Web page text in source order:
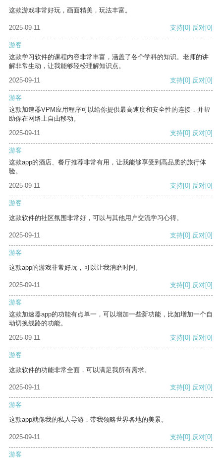
这款游戏非常好玩，画面精美，玩法丰富。
2025-09-11 支持[0] 反对[0]
游客
这款学习软件的课程内容非常丰富，涵盖了各个学科的知识。老师的讲
解非常生动，让我能够轻松理解知识点。
2025-09-11
支持[0] 反对[0]
游客
这款加速器VPM应用程序可以给你提供最高速度和安全性的连接，并帮
助你在网络上自由移动。
2025-09-11
支持[0] 反对[0]
游客
这款app的酒店、餐厅推荐非常有用，让我能够享受到高品质的旅行体
验。
2025-09-11
支持[0] 反对[0]
游客
这款软件的社区氛围非常好，可以与其他用户交流学习心得。
2025-09-11 支持[0] 反对[0]
游客
这款app的游戏非常好玩，可以让我消磨时间。
2025-09-11 支持[0] 反对[0]
游客
这款加速器app的功能有点单一，可以增加一些新功能，比如增加一个自
动切换线路的功能。
2025-09-11
支持[0] 反对[0]
游客
这款软件的功能非常全面，可以满足我所有需求。
2025-09-11 支持[0] 反对[0]
游客
这款app就像我的私人导游，带我领略世界各地的美景。
2025-09-11 支持[0] 反对[0]
游客